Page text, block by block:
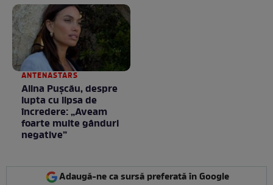
ANTENASTARS
Alina Pușcău, despre
lupta cu lipsa de
încredere: „Aveam
foarte multe gânduri
negative”
Adaugă-ne ca sursă preferată în Google